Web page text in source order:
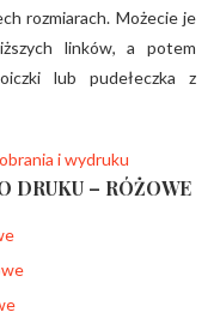
rozmiarach. Możecie je
linków, a potem
lub pudełeczka z
DRUKU – RÓŻOWE